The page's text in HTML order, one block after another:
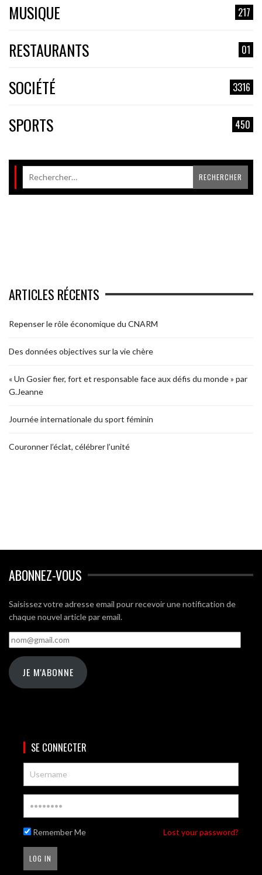
MUSIQUE 217
RESTAURANTS 01
SOCIÉTÉ 3316
SPORTS 450
ARTICLES RÉCENTS
Repenser le rôle économique du CNARM
Des données objectives sur la vie chère
« Un Gosier fier, fort et responsable face aux défis du monde » par
G.Jeanne
Journée internationale du sport féminin
Couronner l’éclat, célébrer l’unité
ABONNEZ-VOUS
Saisissez votre adresse email pour recevoir une notification de
chaque nouvel article par email.
nom@gmail.com
JE M'ABONNE
SE CONNECTER
Remember Me Lost your password?